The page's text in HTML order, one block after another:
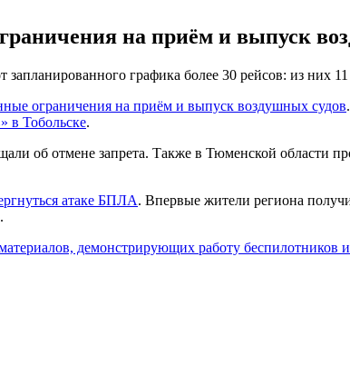
на приём и выпуск
графика более 30 рейсов: из них
ограничения на приём и выпуск воздушных судов
в Тобольске.
об отмене запрета. Также в Тюменской области
атаке БПЛА. Впервые жители региона
демонстрирующих работу беспилотников